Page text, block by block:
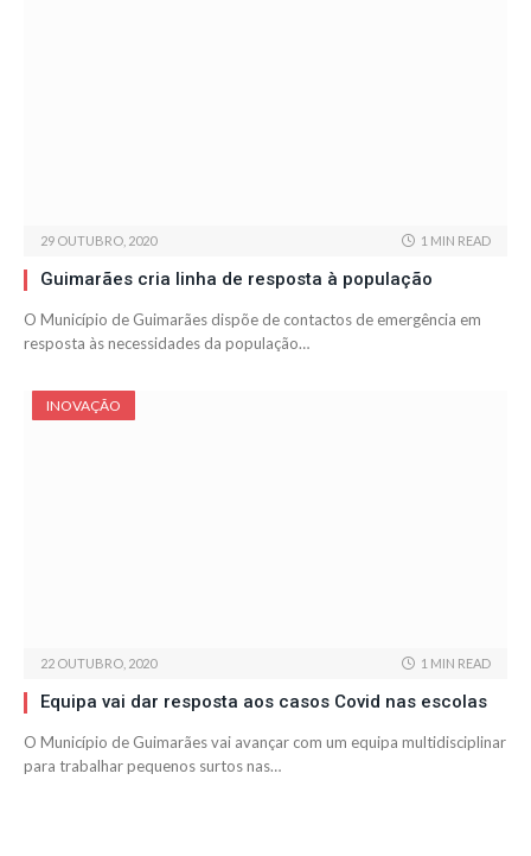
29 OUTUBRO, 2020 1 MIN READ
Guimarães cria linha de resposta à população
O Município de Guimarães dispõe de contactos de emergência em
resposta às necessidades da população…
INOVAÇÃO
22 OUTUBRO, 2020 1 MIN READ
Equipa vai dar resposta aos casos Covid nas escolas
O Município de Guimarães vai avançar com um equipa multidisciplinar
para trabalhar pequenos surtos nas…